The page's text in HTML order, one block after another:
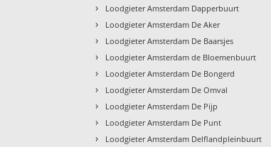
› Loodgieter Amsterdam Dapperbuurt
› Loodgieter Amsterdam De Aker
› Loodgieter Amsterdam De Baarsjes
› Loodgieter Amsterdam de Bloemenbuurt
› Loodgieter Amsterdam De Bongerd
› Loodgieter Amsterdam De Omval
› Loodgieter Amsterdam De Pijp
› Loodgieter Amsterdam De Punt
› Loodgieter Amsterdam Delflandpleinbuurt